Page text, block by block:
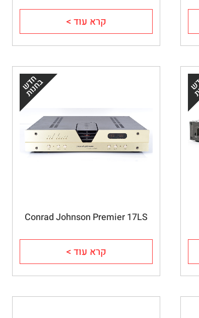
קרא עוד >
Conrad Johnson Premier 17LS
קרא עוד >